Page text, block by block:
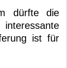
dürfte die
ist für